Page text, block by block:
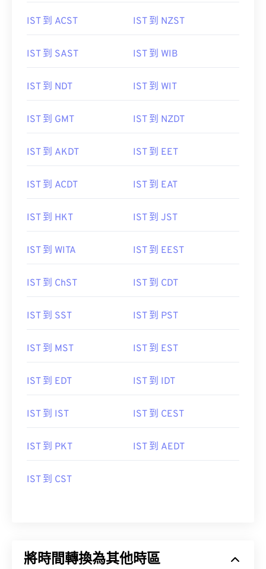
IST 到 ACST IST 到 NZST
IST 到 SAST IST 到 WIB
IST 到 NDT IST 到 WIT
IST 到 GMT IST 到 NZDT
IST 到 AKDT IST 到 EET
IST 到 ACDT IST 到 EAT
IST 到 HKT IST 到 JST
IST 到 WITA IST 到 EEST
IST 到 ChST IST 到 CDT
IST 到 SST IST 到 PST
IST 到 MST IST 到 EST
IST 到 EDT IST 到 IDT
IST 到 IST IST 到 CEST
IST 到 PKT IST 到 AEDT
IST 到 CST
將時間轉換為其他時區